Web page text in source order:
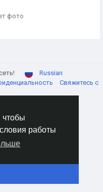
чтобы
работы
фото
Russian
Свяжитесь с